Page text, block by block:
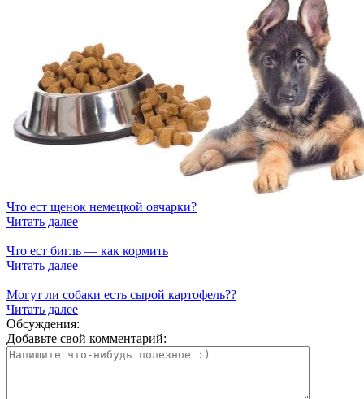
Что ест щенок немецкой овчарки?
Читать далее
Что ест бигль — как кормить
Читать далее
Могут ли собаки есть сырой картофель??
Читать далее
Обсуждения:
Добавьте свой комментарий: